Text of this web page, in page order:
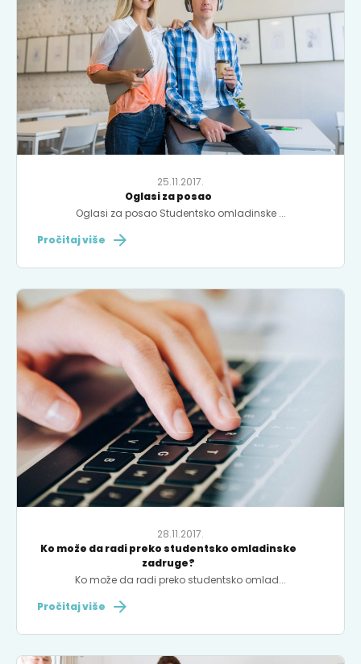
25.11.2017.
Oglasi za posao
Oglasi za posao Studentsko omladinske ...
Pročitaj više
28.11.2017.
Ko može da radi preko studentsko omladinske
zadruge?
Ko može da radi preko studentsko omlad...
Pročitaj više